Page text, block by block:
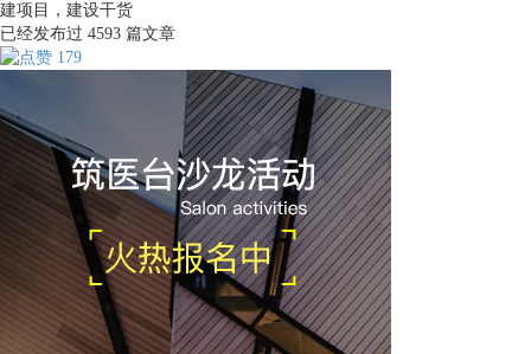
建项目，建设干货
已经发布过 4593 篇文章
179